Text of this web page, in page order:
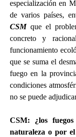
especialización en
de varios países,
CSMque el
concreto y
funcionamiento
que se suma el
fuego en la
condiciones
no se puede
CSM: ¿los
naturaleza o por